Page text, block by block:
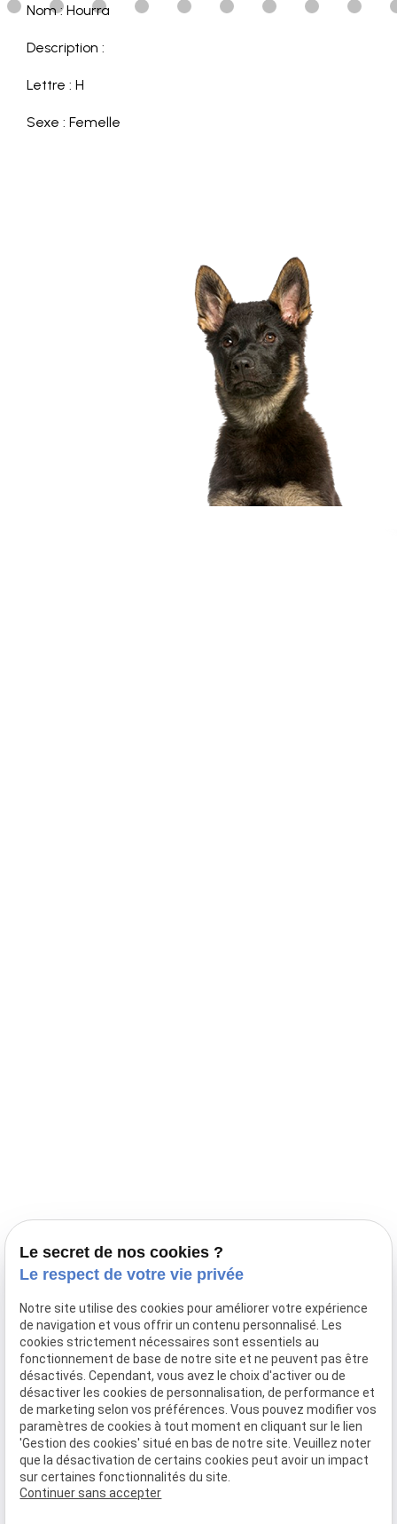
Nom : Hourra
Description :
Lettre : H
Sexe : Femelle
03 28 68 82 00
06 80 84 45 90
Adresse
10, chemin de Cassel
59470 BOLLEZEELE
Horaires
09:00 - 17:00
Lundi - Samedi
Le secret de nos cookies ?
Le respect de votre vie privée
Notre site utilise des cookies pour améliorer votre expérience
de navigation et vous offrir un contenu personnalisé. Les
cookies strictement nécessaires sont essentiels au
fonctionnement de base de notre site et ne peuvent pas être
désactivés. Cependant, vous avez le choix d'activer ou de
désactiver les cookies de personnalisation, de performance et
de marketing selon vos préférences. Vous pouvez modifier vos
paramètres de cookies à tout moment en cliquant sur le lien
'Gestion des cookies' situé en bas de notre site. Veuillez noter
que la désactivation de certains cookies peut avoir un impact
sur certaines fonctionnalités du site.
Continuer sans accepter